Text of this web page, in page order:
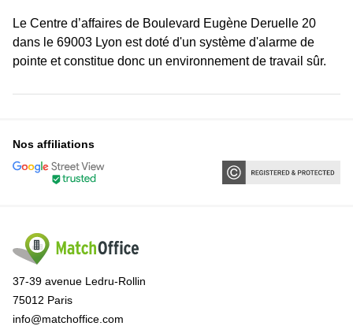
Le Centre d’affaires de Boulevard Eugène Deruelle 20
dans le 69003 Lyon est doté d'un système d'alarme de
pointe et constitue donc un environnement de travail sûr.
Nos affiliations
37-39 avenue Ledru-Rollin
75012 Paris
info@matchoffice.com